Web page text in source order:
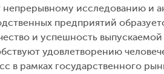
исследованию и
предприятий
и успешность
удовлетворению
в рамках государственного